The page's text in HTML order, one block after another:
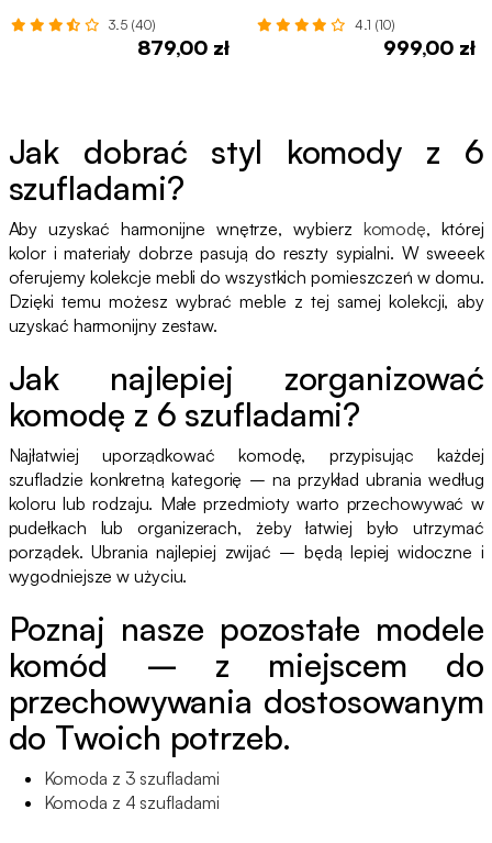
3.5 (40)
879,00 zł
4.1 (10)
999,00 zł
Jak dobrać styl komody z 6
szufladami?
Aby uzyskać harmonijne wnętrze, wybierz komodę, której
kolor i materiały dobrze pasują do reszty sypialni. W sweeek
oferujemy kolekcje mebli do wszystkich pomieszczeń w domu.
Dzięki temu możesz wybrać meble z tej samej kolekcji, aby
uzyskać harmonijny zestaw.
Jak najlepiej zorganizować
komodę z 6 szufladami?
Najłatwiej uporządkować komodę, przypisując każdej
szufladzie konkretną kategorię – na przykład ubrania według
koloru lub rodzaju. Małe przedmioty warto przechowywać w
pudełkach lub organizerach, żeby łatwiej było utrzymać
porządek. Ubrania najlepiej zwijać – będą lepiej widoczne i
wygodniejsze w użyciu.
Poznaj nasze pozostałe modele
komód – z miejscem do
przechowywania dostosowanym
do Twoich potrzeb.
Komoda z 3 szufladami
Komoda z 4 szufladami